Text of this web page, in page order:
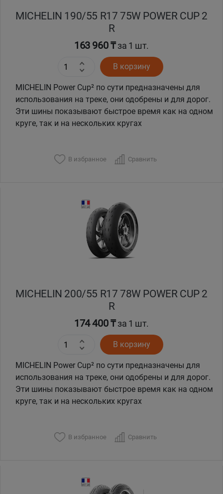
MICHELIN 190/55 R17 75W POWER CUP 2
R
163 960 ₸за 1 шт.
В корзину
MICHELIN Power Cup² по сути предназначены для
использования на треке, они одобрены и для дорог.
Эти шины показывают быстрое время как на одном
круге, так и на нескольких кругах
В избранное Сравнить
MICHELIN 200/55 R17 78W POWER CUP 2
R
174 400 ₸за 1 шт.
В корзину
MICHELIN Power Cup² по сути предназначены для
использования на треке, они одобрены и для дорог.
Эти шины показывают быстрое время как на одном
круге, так и на нескольких кругах
В избранное Сравнить